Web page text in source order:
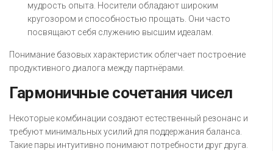
мудрость опыта. Носители обладают широким
кругозором и способностью прощать. Они часто
посвящают себя служению высшим идеалам.
Понимание базовых характеристик облегчает построение
продуктивного диалога между партнёрами.
Гармоничные сочетания чисел
Некоторые комбинации создают естественный резонанс и
требуют минимальных усилий для поддержания баланса.
Такие пары интуитивно понимают потребности друг друга.